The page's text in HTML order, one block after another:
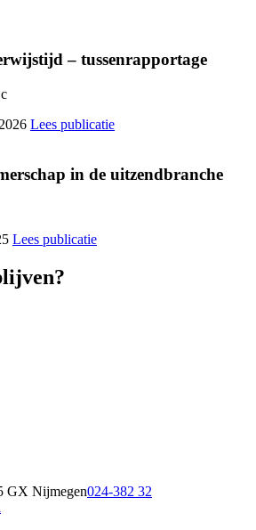
– tussenrapportage
Lees publicatie
in de uitzendbranche
Lees publicatie
GX Nijmegen024-382 32